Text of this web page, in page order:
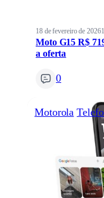
18 de fevereiro de 2026
Moto G15 R$
a oferta
0
Motorola